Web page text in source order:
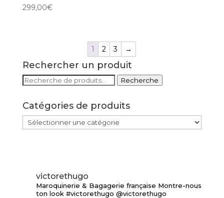
299,00€
1 2 3 →
Rechercher un produit
Recherche
Recherche
Catégories de produits
victorethugo
Maroquinerie & Bagagerie française Montre-nous
ton look #victorethugo @victorethugo